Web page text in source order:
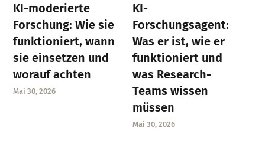
KI-moderierte
Forschung: Wie sie
funktioniert, wann
sie einsetzen und
worauf achten
Mai 30, 2026
KI-
Forschungsagent:
Was er ist, wie er
funktioniert und
was Research-
Teams wissen
müssen
Mai 30, 2026